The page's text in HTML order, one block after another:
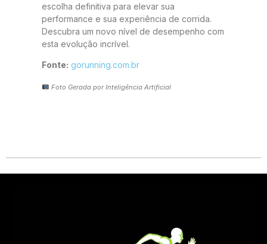
escolha definitiva para elevar sua
performance e sua experiência de corrida.
Descubra um novo nível de desempenho com
esta evolução incrível.
Fonte: gorunning.com.br
Foto Gerada por Inteligência Artificial